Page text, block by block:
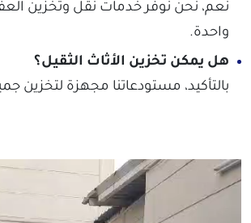
نعم، نحن نوفر خدمات نقل وتخزين
واحدة.
هل يمكن تخزين الأثاث الثقيل؟
بالتأكيد، مستودعاتنا مجهزة لتخزين